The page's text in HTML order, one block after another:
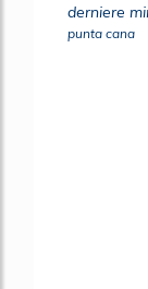
derniere
punta cana